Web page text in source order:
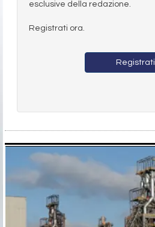
esclusive della redazione.
Registrati ora.
Registrati